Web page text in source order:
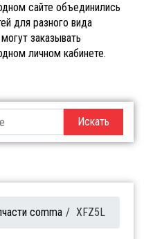
сайте объединились
для разного вида
заказывать
личном кабинете.
Искать
comma / XFZ5L